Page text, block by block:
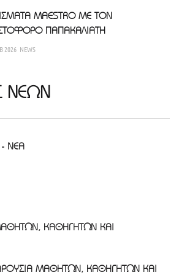
MAESTRO ΜΕ ΤΟΝ
ΠΑΠΑΚΑΛΙΑΤΗ
2026 NEWS
ΝΕΩΝ
ΝΕΑ
ΚΑΘΗΓΗΤΩΝ ΚΑΙ
ΜΑΘΗΤΩΝ, ΚΑΘΗΓΗΤΩΝ ΚΑΙ